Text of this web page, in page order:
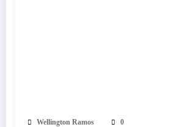
Wellington Ramos 0